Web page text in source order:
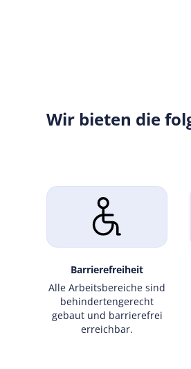
Wir bieten die
Barrierefreiheit
Alle Arbeits­bereiche sind
behin­derten­ge­recht
gebaut und barri­ere­frei
erreich­bar.